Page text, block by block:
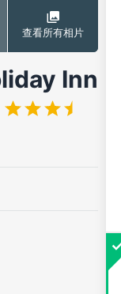
查看所有相片
Inn